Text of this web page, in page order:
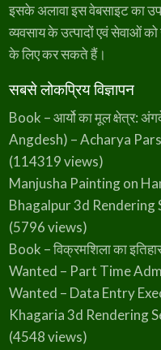
इसके अलावा इस वेबसाइट का
व्यवसाय के उत्पादों एवं सेवाओं
के लिए कर सकते हैं।
सबसे लोकप्रिय विज्ञापन
Book – आर्यो का मूल क्षेत्र:
Angdesh) – Acharya
(114319 views)
Manjusha Painting on
Bhagalpur 3d
(5796 views)
Book – विक्रमशिला का
Wanted – Part Time
Wanted – Data Entry
Khagaria 3d Rendering
(4548 views)